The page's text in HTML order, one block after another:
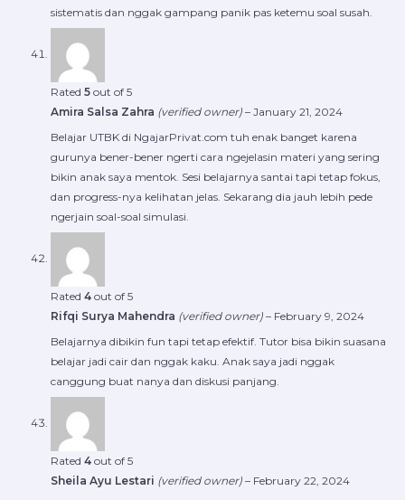
sistematis dan nggak gampang panik pas ketemu soal susah.
Rated 5 out of 5
Amira Salsa Zahra (verified owner) – January 21, 2024
Belajar UTBK di NgajarPrivat.com tuh enak banget karena
gurunya bener-bener ngerti cara ngejelasin materi yang sering
bikin anak saya mentok. Sesi belajarnya santai tapi tetap fokus,
dan progress-nya kelihatan jelas. Sekarang dia jauh lebih pede
ngerjain soal-soal simulasi.
Rated 4 out of 5
Rifqi Surya Mahendra (verified owner) – February 9, 2024
Belajarnya dibikin fun tapi tetap efektif. Tutor bisa bikin suasana
belajar jadi cair dan nggak kaku. Anak saya jadi nggak
canggung buat nanya dan diskusi panjang.
Rated 4 out of 5
Sheila Ayu Lestari (verified owner) – February 22, 2024